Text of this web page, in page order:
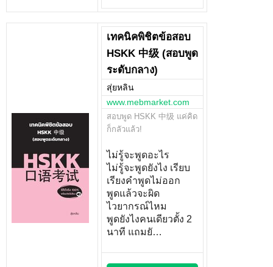
เทคนิคพิชิตข้อสอบ
HSKK 中级 (สอบพูด
ระดับกลาง)
สุ่ยหลิน
www.mebmarket.com
สอบพูด HSKK 中级 แค่คิด
ก็กลัวแล้ว!
ไม่รู้จะพูดอะไร
ไม่รู้จะพูดยังไง เรียบ
เรียงคำพูดไม่ออก
พูดแล้วจะผิด
ไวยากรณ์ไหม
พูดยังไงคนเดียวตั้ง 2
นาที แถมยั…